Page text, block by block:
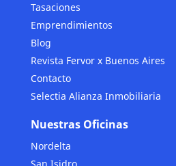
Tasaciones
Emprendimientos
Blog
Revista Fervor x Buenos Aires
Contacto
Selectia Alianza Inmobiliaria
Nuestras Oficinas
Nordelta